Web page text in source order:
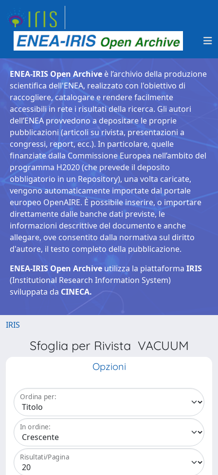
ENEA-IRIS Open Archive è l’archivio della produzione
scientifica dell'ENEA, realizzato con l'obiettivo di
raccogliere, catalogare e rendere facilmente
accessibili in rete i risultati della ricerca. Gli autori
dell’ENEA provvedono a depositare le proprie
pubblicazioni (articoli su rivista, presentazioni a
congressi, report, ecc.). In particolare, quelle
finanziate dalla Commissione Europea nell’ambito del
programma H2020 (che prevede il deposito
obbligatorio in un Repository), una volta caricate,
vengono automaticamente importate dal portale
europeo OpenAIRE. È possibile inserire, o importare
direttamente dalle banche dati previste, le
informazioni descrittive del documento e anche
allegare, ove consentito dalla normativa sul diritto
d'autore, il testo completo della pubblicazione.
ENEA-IRIS Open Archive utilizza la piattaforma IRIS
(Institutional Research Information System)
sviluppata da CINECA.
IRIS
Sfoglia per Rivista VACUUM
Opzioni
Ordina per:
In ordine:
Risultati/Pagina